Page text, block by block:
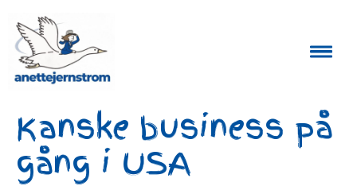
Kanske business på
gång i USA